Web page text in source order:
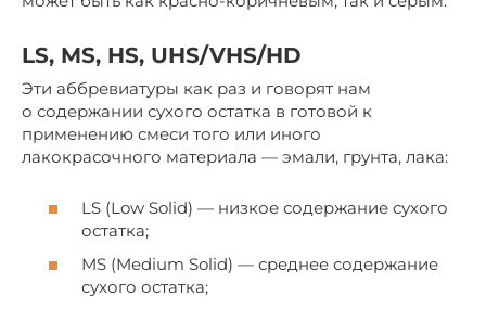
LS, MS, HS, UHS/VHS/HD
Эти аббревиатуры как раз и говорят нам
о содержании сухого остатка в готовой к
применению смеси того или иного
лакокрасочного материала — эмали, грунта, лака:
LS (Low Solid) — низкое содержание сухого
остатка;
MS (Medium Solid) — среднее содержание
сухого остатка;